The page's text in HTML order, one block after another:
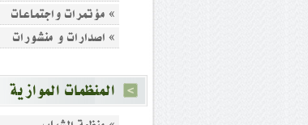
» مؤتمرات واجتماعات
» اصدارات و منشورات
المنظمات الموازية